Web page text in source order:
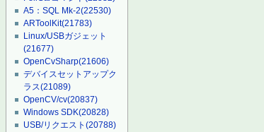
A5：SQL Mk-2(22530)
ARToolKit(21783)
Linux/USBガジェット
(21677)
OpenCvSharp(21606)
デバイスセットアップク
ラス(21089)
OpenCV/cv(20837)
Windows SDK(20828)
USB/リクエスト(20788)